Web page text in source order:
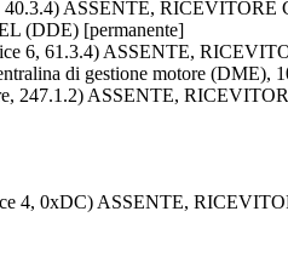
40.3.4) ASSENTE,
(DDE) [permanente]
6, 61.3.4) ASSENTE,
di gestione motore
247.1.2) ASSENTE,
4, 0xDC) ASSENTE,